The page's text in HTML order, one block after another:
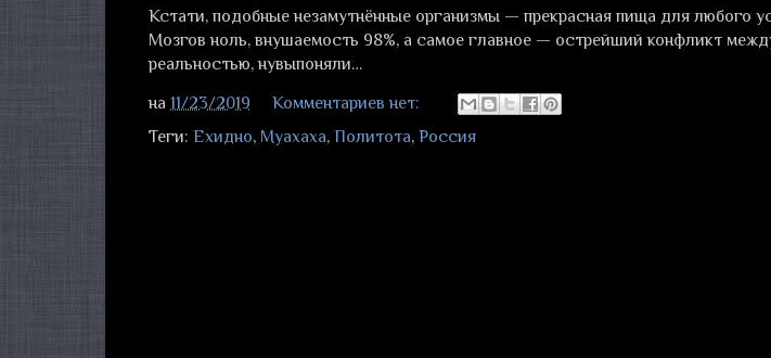
Кстати, подобные незамутнённые организмы — прекрасная пища для любого
Мозгов ноль, внушаемость 98%, а самое главное — острейший конфликт
реальностью, нувыпоняли…
на 11/23/2019
Комментариев нет:
Теги: Ехидно, Муахаха, Политота, Россия